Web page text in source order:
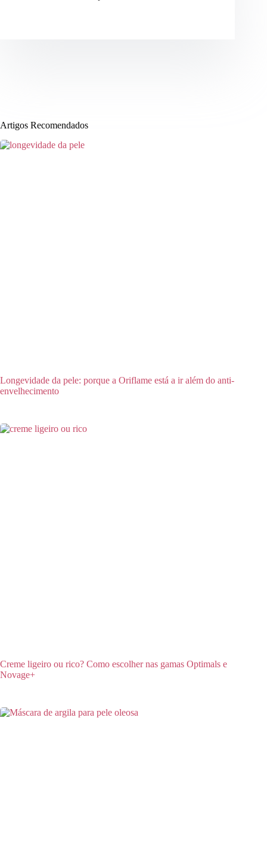
Artigos Recomendados
Longevidade da pele: porque a Oriflame está a ir além do anti-
envelhecimento
Creme ligeiro ou rico? Como escolher nas gamas Optimals e
Novage+